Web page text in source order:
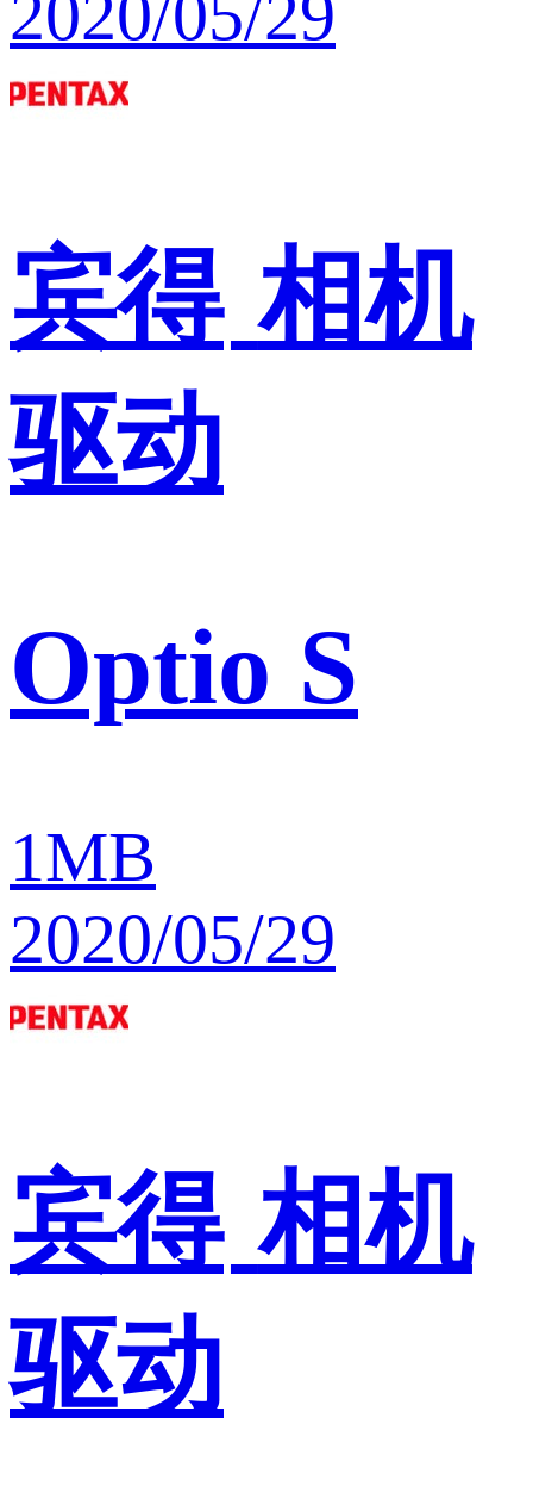
宾得 相机
驱动
Optio S
1MB
2020/05/29
宾得 相机
驱动